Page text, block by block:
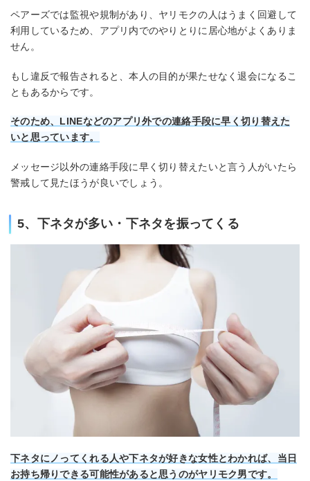
ペアーズでは監視や規制があり、ヤリモクの人はうまく回避して
利用しているため、アプリ内でのやりとりに居心地がよくありま
せん。
もし違反で報告されると、本人の目的が果たせなく退会になるこ
ともあるからです。
そのため、LINEなどのアプリ外での連絡手段に早く切り替えた
いと思っています。
メッセージ以外の連絡手段に早く切り替えたいと言う人がいたら
警戒して見たほうが良いでしょう。
5、下ネタが多い・下ネタを振ってくる
下ネタにノってくれる人や下ネタが好きな女性とわかれば、当日
お持ち帰りできる可能性があると思うのがヤリモク男です。